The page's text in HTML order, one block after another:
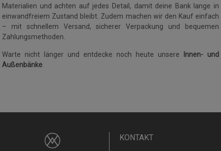
Materialien und achten auf jedes Detail, damit deine Bank lange in
einwandfreiem Zustand bleibt. Zudem machen wir den Kauf einfach
– mit schnellem Versand, sicherer Verpackung und bequemen
Zahlungsmethoden.
Warte nicht länger und entdecke noch heute unsere
Innen- und
Außenbänke
KONTAKT